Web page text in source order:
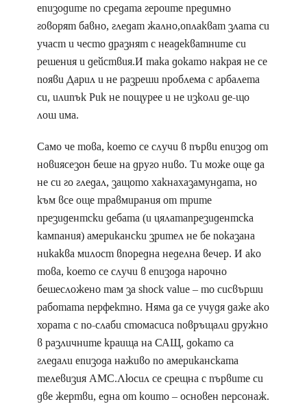
епизодите по средата героите предимно
говорят бавно, гледат жално,оплакват злата си
участ и често дразнят с неадекватните си
решения и действия.И така докато накрая не се
появи Дарил и не разреши проблема с арбалета
си, илипък Рик не пощурее и не изколи де-що
лош има.
Само че това, което се случи в първи епизод от
новиясезон беше на друго ниво. Ти може още да
не си го гледал, защото хакнахазамундата, но
към все още травмирания от трите
президентски дебата (и цялатапрезидентска
кампания) американски зрител не бе показана
никаква милост впоредна неделна вечер. И ако
това, което се случи в епизода нарочно
бешесложено там за shock value – то сисвърши
работата перфектно. Няма да се учудя даже ако
хората с по-слаби стомасиса повръщали дружно
в различните краища на САЩ, докато са
гледали епизода наживо по американската
телевизия AMC.Люсил се срещна с първите си
две жертви, една от които – основен персонаж.